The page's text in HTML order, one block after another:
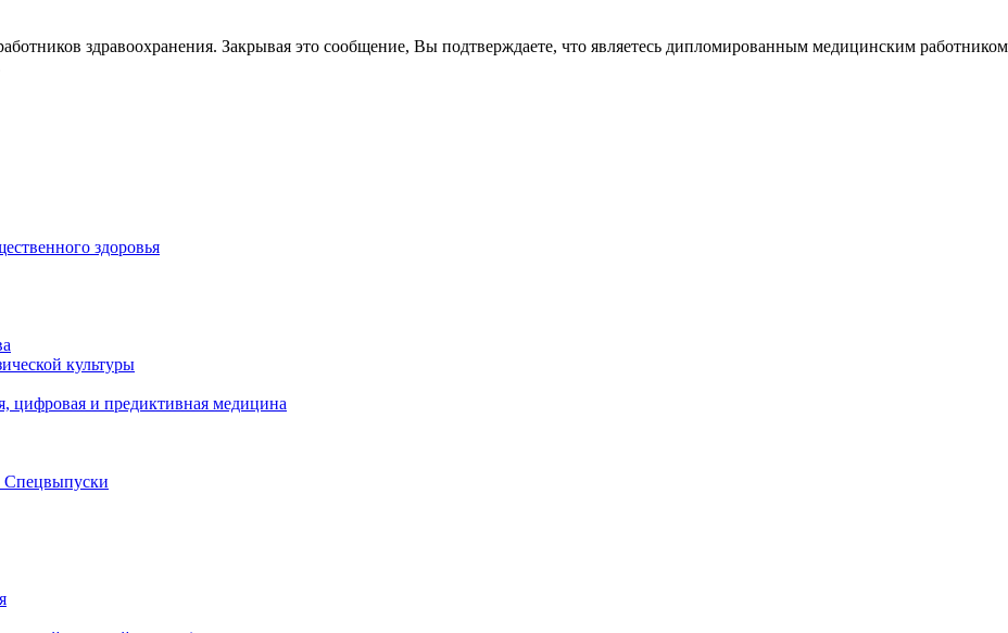
здравоохранения. Закрывая это сообщение, Вы подтверждаете, что являетесь дипломированным медицинским работником
здоровья
культуры
цифровая и предиктивная медицина
Спецвыпуски